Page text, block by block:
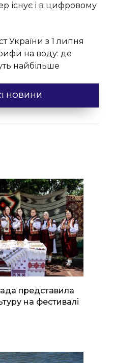
існує і в цифровому
України з 1 липня
на воду: де
найбільше
НОВИНИ
представила
на фестивалі